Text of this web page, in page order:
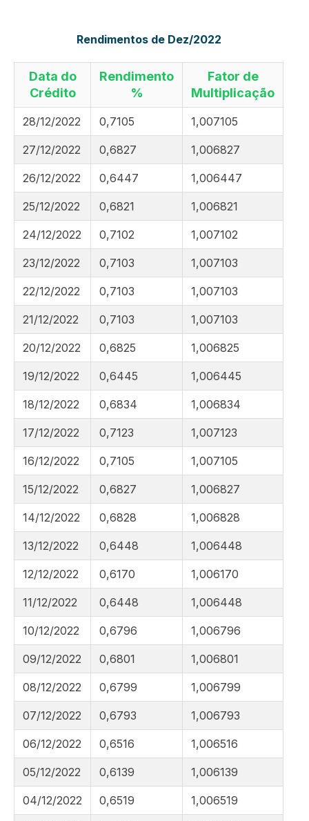
Rendimentos de Dez/2022
Data do
Crédito
Rendimento
%
Fator de
Multiplicação
28/12/2022 0,7105 1,007105
27/12/2022 0,6827 1,006827
26/12/2022 0,6447 1,006447
25/12/2022 0,6821 1,006821
24/12/2022 0,7102 1,007102
23/12/2022 0,7103 1,007103
22/12/2022 0,7103 1,007103
21/12/2022 0,7103 1,007103
20/12/2022 0,6825 1,006825
19/12/2022 0,6445 1,006445
18/12/2022 0,6834 1,006834
17/12/2022 0,7123 1,007123
16/12/2022 0,7105 1,007105
15/12/2022 0,6827 1,006827
14/12/2022 0,6828 1,006828
13/12/2022 0,6448 1,006448
12/12/2022 0,6170 1,006170
11/12/2022 0,6448 1,006448
10/12/2022 0,6796 1,006796
09/12/2022 0,6801 1,006801
08/12/2022 0,6799 1,006799
07/12/2022 0,6793 1,006793
06/12/2022 0,6516 1,006516
05/12/2022 0,6139 1,006139
04/12/2022 0,6519 1,006519